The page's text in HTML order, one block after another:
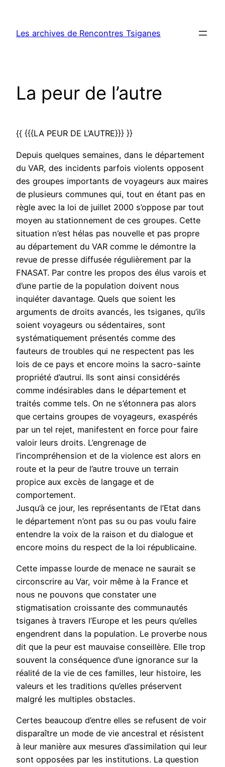
contenu
Les archives de Rencontres Tsiganes
La peur de l’autre
{{ {{{LA PEUR DE L’AUTRE}}} }}
Depuis quelques semaines, dans le département
du VAR, des incidents parfois violents opposent
des groupes importants de voyageurs aux maires
de plusieurs communes qui, tout en étant pas en
règle avec la loi de juillet 2000 s’oppose par tout
moyen au stationnement de ces groupes. Cette
situation n’est hélas pas nouvelle et pas propre
au département du VAR comme le démontre la
revue de presse diffusée régulièrement par la
FNASAT. Par contre les propos des élus varois et
d’une partie de la population doivent nous
inquiéter davantage. Quels que soient les
arguments de droits avancés, les tsiganes, qu’ils
soient voyageurs ou sédentaires, sont
systématiquement présentés comme des
fauteurs de troubles qui ne respectent pas les
lois de ce pays et encore moins la sacro-sainte
propriété d’autrui. Ils sont ainsi considérés
comme indésirables dans le département et
traités comme tels. On ne s’étonnera pas alors
que certains groupes de voyageurs, exaspérés
par un tel rejet, manifestent en force pour faire
valoir leurs droits. L’engrenage de
l’incompréhension et de la violence est alors en
route et la peur de l’autre trouve un terrain
propice aux excès de langage et de
comportement.
Jusqu’à ce jour, les représentants de l’Etat dans
le département n’ont pas su ou pas voulu faire
entendre la voix de la raison et du dialogue et
encore moins du respect de la loi républicaine.
Cette impasse lourde de menace ne saurait se
circonscrire au Var, voir même à la France et
nous ne pouvons que constater une
stigmatisation croissante des communautés
tsiganes à travers l’Europe et les peurs qu’elles
engendrent dans la population. Le proverbe nous
dit que la peur est mauvaise conseillère. Elle trop
souvent la conséquence d’une ignorance sur la
réalité de la vie de ces familles, leur histoire, les
valeurs et les traditions qu’elles préservent
malgré les multiples obstacles.
Certes beaucoup d’entre elles se refusent de voir
disparaître un mode de vie ancestral et résistent
à leur manière aux mesures d’assimilation qui leur
sont opposées par les institutions. La question